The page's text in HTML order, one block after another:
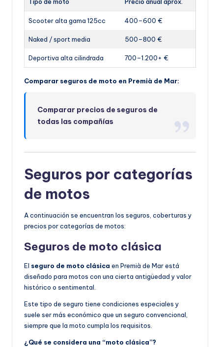
Scooter alta gama 125cc 400–600 €
Naked / sport media 500–800 €
Deportiva alta cilindrada 700–1.200+ €
Comparar seguros de moto en Premià de Mar:
Comparar precios de seguros de
todas las compañías
Seguros por categorías
de motos
A continuación se encuentran los seguros, coberturas y
precios por categorías de motos:
Seguros de moto clásica
El seguro de moto clásica en Premià de Mar está
diseñado para motos con una cierta antigüedad y valor
histórico o sentimental.
Este tipo de seguro tiene condiciones especiales y
suele ser más económico que un seguro convencional,
siempre que la moto cumpla los requisitos.
¿Qué se considera una “moto clásica”?